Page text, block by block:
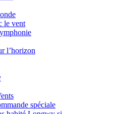
le vent
l’horizon
spéciale